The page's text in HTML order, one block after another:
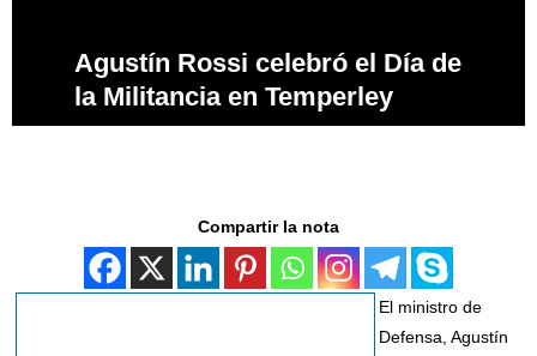
Agustín Rossi celebró el Día de
la Militancia en Temperley
Compartir la nota
El ministro de
Defensa, Agustín